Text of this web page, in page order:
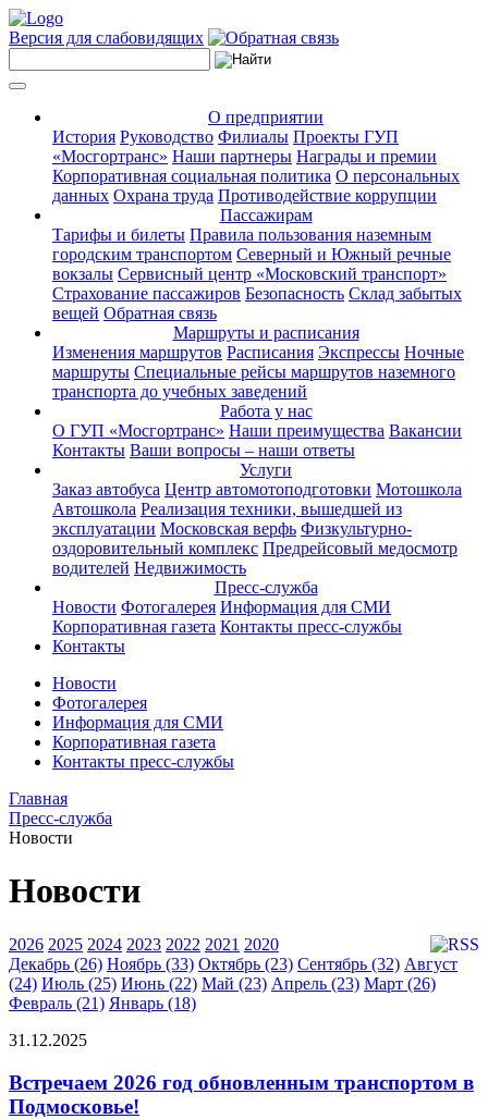
Версия для слабовидящих
О предприятии
История Руководство Филиалы Проекты ГУП
«Мосгортранс» Наши партнеры Награды и премии
Корпоративная социальная политика О персональных
данных Охрана труда Противодействие коррупции
Пассажирам
Тарифы и билеты Правила пользования наземным
городским транспортом Северный и Южный речные
вокзалы Сервисный центр «Московский транспорт»
Страхование пассажиров Безопасность Склад забытых
вещей Обратная связь
Маршруты и расписания
Изменения маршрутов Расписания Экспрессы Ночные
маршруты Специальные рейсы маршрутов наземного
транспорта до учебных заведений
Работа у нас
О ГУП «Мосгортранс» Наши преимущества Вакансии
Контакты Ваши вопросы – наши ответы
Услуги
Заказ автобуса Центр автомотоподготовки Мотошкола
Автошкола Реализация техники, вышедшей из
эксплуатации Московская верфь Физкультурно-
оздоровительный комплекс Предрейсовый медосмотр
водителей Недвижимость
Пресс-служба
Новости Фотогалерея Информация для СМИ
Корпоративная газета Контакты пресс-службы
Контакты
Новости
Фотогалерея
Информация для СМИ
Корпоративная газета
Контакты пресс-службы
Главная
Пресс-служба
Новости
Новости
2026 2025 2024 2023 2022 2021 2020
Декабрь (26) Ноябрь (33) Октябрь (23) Сентябрь (32) Август
(24) Июль (25) Июнь (22) Май (23) Апрель (23) Март (26)
Февраль (21) Январь (18)
31.12.2025
Встречаем 2026 год обновленным транспортом в
Подмосковье!